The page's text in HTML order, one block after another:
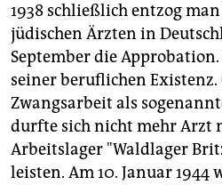
1938 schließlich entzog
jüdischen Ärzten in
September die Approbation.
seiner beruflichen Existenz.
Zwangsarbeit als
durfte sich nicht mehr Arzt
Arbeitslager "Waldlager
leisten. Am 10. Januar 1944